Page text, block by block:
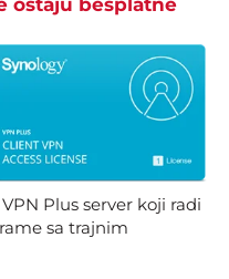
ostaju besplatne
Plus server koji radi
sa trajnim